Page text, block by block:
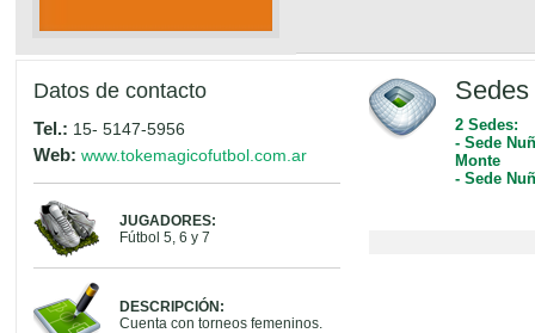
Datos de contacto
Tel.: 15- 5147-5956
Web: www.tokemagicofutbol.com.ar
JUGADORES:
Fútbol 5, 6 y 7
DESCRIPCIÓN:
Cuenta con torneos femeninos.
2 Sedes:
- Sede
Monte
- Sede